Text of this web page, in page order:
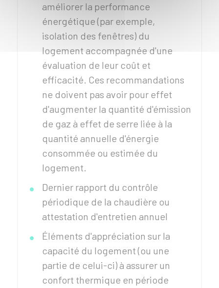
améliorer la performance
énergétique (par exemple,
isolation des fenêtres) du
logement accompagnée d'une
évaluation de leur coût et
efficacité. Ces recommandations
ne doivent pas avoir pour effet
d'augmenter la quantité d'émission
de gaz à effet de serre liée à la
quantité annuelle d'énergie
consommée ou estimée du
logement.
Dernier rapport du contrôle
périodique de la chaudière ou
attestation d'entretien annuel
Éléments d'appréciation sur la
capacité du logement (ou une
partie de celui-ci) à assurer un
confort thermique en période